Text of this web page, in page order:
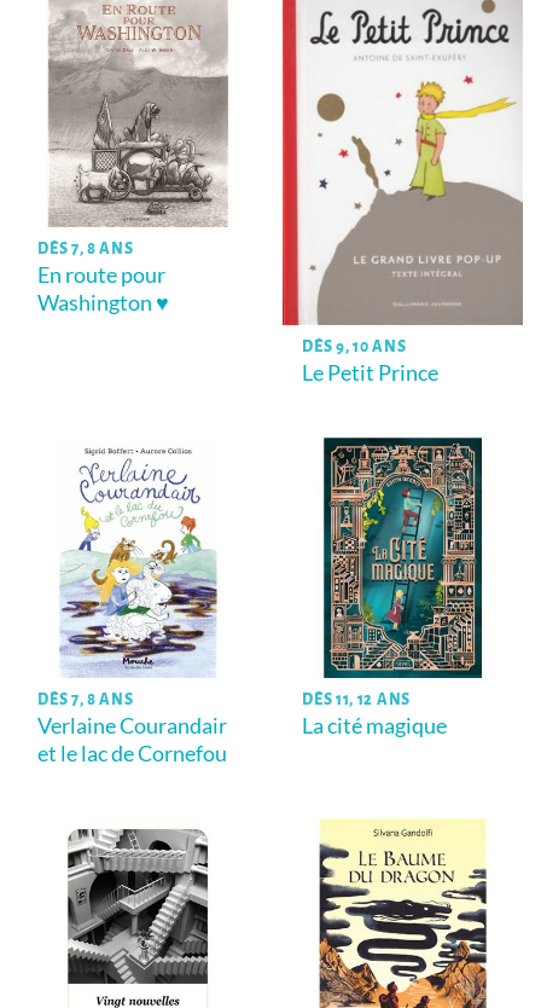
DÈS 7, 8 ANS
En route pour
Washington ♥
DÈS 9, 10 ANS
Le Petit Prince
DÈS 7, 8 ANS
Verlaine Courandair
et le lac de Cornefou
DÈS 11, 12 ANS
La cité magique